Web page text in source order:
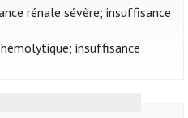
rénale sévère; insuffisance
insuffisance